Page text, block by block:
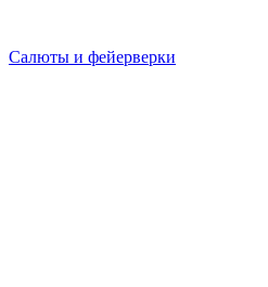
Салюты и фейерверки